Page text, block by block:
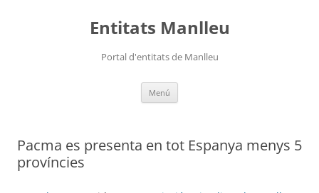
Entitats Manlleu
Portal d'entitats de Manlleu
Menú
Pacma es presenta en tot Espanya menys 5
províncies